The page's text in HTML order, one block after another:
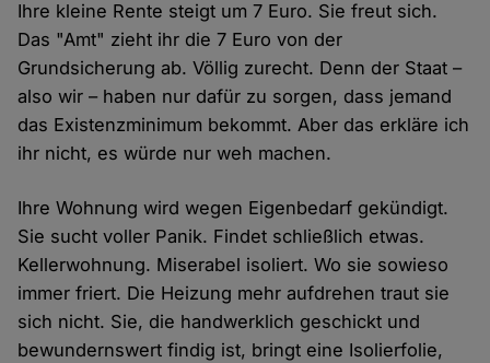
Ihre kleine Rente steigt um 7 Euro. Sie freut sich.
Das "Amt" zieht ihr die 7 Euro von der
Grundsicherung ab. Völlig zurecht. Denn der Staat –
also wir – haben nur dafür zu sorgen, dass jemand
das Existenzminimum bekommt. Aber das erkläre ich
ihr nicht, es würde nur weh machen.
Ihre Wohnung wird wegen Eigenbedarf gekündigt.
Sie sucht voller Panik. Findet schließlich etwas.
Kellerwohnung. Miserabel isoliert. Wo sie sowieso
immer friert. Die Heizung mehr aufdrehen traut sie
sich nicht. Sie, die handwerklich geschickt und
bewundernswert findig ist, bringt eine Isolierfolie,